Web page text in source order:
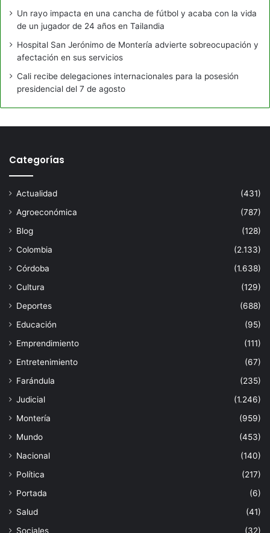
Un rayo impacta en una cancha de fútbol y acaba con la vida
de un jugador de 24 años en Tailandia
Hospital San Jerónimo de Montería advierte sobreocupación y
afectación en sus servicios
Cali recibe delegaciones internacionales para la posesión
presidencial del 7 de agosto
Categorías
Actualidad
(431)
Agroeconómica
(787)
Blog
(128)
Colombia
(2.133)
Córdoba
(1.638)
Cultura
(129)
Deportes
(688)
Educación
(95)
Emprendimiento
(111)
Entretenimiento
(67)
Farándula
(235)
Judicial
(1.246)
Montería
(959)
Mundo
(453)
Nacional
(140)
Política
(217)
Portada
(6)
Salud
(41)
Sociales
(32)